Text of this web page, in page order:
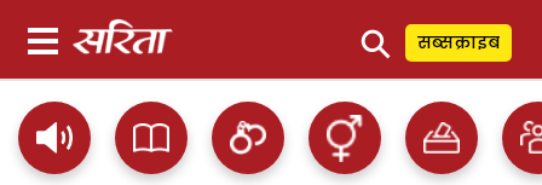
⚲ सब्सक्राइब